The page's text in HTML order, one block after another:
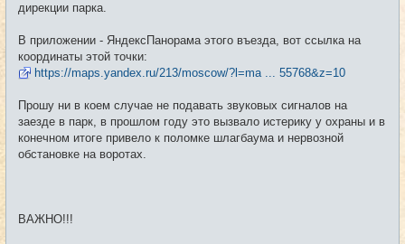
дирекции парка.
В приложении - ЯндексПанорама этого въезда, вот ссылка на
координаты этой точки:
https://maps.yandex.ru/213/moscow/?l=ma ... 55768&z=10
Прошу ни в коем случае не подавать звуковых сигналов на
заезде в парк, в прошлом году это вызвало истерику у охраны и в
конечном итоге привело к поломке шлагбаума и нервозной
обстановке на воротах.
ВАЖНО!!!